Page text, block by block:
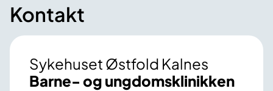
Kontakt
Sykehuset Østfold Kalnes
Barne- og ungdomsklinikken